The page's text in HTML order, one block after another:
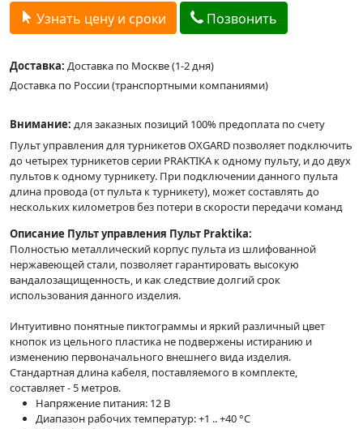
Узнать цену и сроки Позвонить
Доставка: Доставка по Москве (1-2 дня)
Доставка по России (транспортными компаниями)
Внимание: для заказных позиций 100% предоплата по счету
Пульт управления для турникетов OXGARD позволяет подключить
до четырех турникетов серии PRAKTIKA к одному пульту, и до двух
пультов к одному турникету. При подключении данного пульта
длина провода (от пульта к турникету), может составлять до
нескольких километров без потери в скорости передачи команд
Описание Пульт управления Пульт Praktika:
Полностью металлический корпус пульта из шлифованной
нержавеющей стали, позволяет гарантировать высокую
вандалозащищенность, и как следствие долгий срок
использования данного изделия.
Интуитивно понятные пиктограммы и яркий различный цвет
кнопок из цельного пластика не подвержены истиранию и
изменению первоначального внешнего вида изделия.
Стандартная длина кабеля, поставляемого в комплекте,
составляет - 5 метров.
Напряжение питания: 12 В
Диапазон рабочих температур: +1 .. +40 °C